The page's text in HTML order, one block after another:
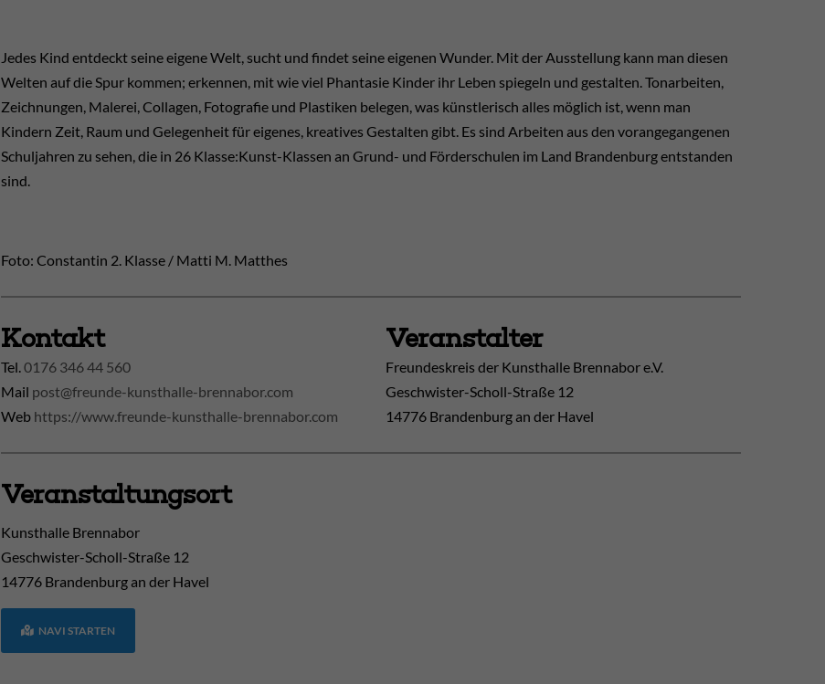
Jedes Kind entdeckt seine eigene Welt, sucht und findet seine eigenen Wunder. Mit der Ausstellung kann man diesen
Welten auf die Spur kommen; erkennen, mit wie viel Phantasie Kinder ihr Leben spiegeln und gestalten. Tonarbeiten,
Zeichnungen, Malerei, Collagen, Fotografie und Plastiken belegen, was künstlerisch alles möglich ist, wenn man
Kindern Zeit, Raum und Gelegenheit für eigenes, kreatives Gestalten gibt. Es sind Arbeiten aus den vorangegangenen
Schuljahren zu sehen, die in 26 Klasse:Kunst-Klassen an Grund- und Förderschulen im Land Brandenburg entstanden
sind.
Foto: Constantin 2. Klasse / Matti M. Matthes
Kontakt
Tel. 0176 346 44 560
Mail post@freunde-kunsthalle-brennabor.com
Web https://www.freunde-kunsthalle-brennabor.com
Veranstalter
Freundeskreis der Kunsthalle Brennabor e.V.
Geschwister-Scholl-Straße 12
14776 Brandenburg an der Havel
Veranstaltungsort
Kunsthalle Brennabor
Geschwister-Scholl-Straße 12
14776 Brandenburg an der Havel
NAVI STARTEN